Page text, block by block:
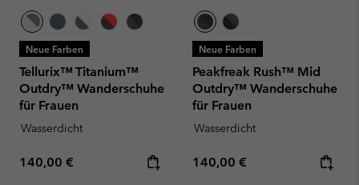
Neue Farben
Tellurix™ Titanium™
Outdry™ Wanderschuhe
für Frauen
Wasserdicht
Regular price:
140,00 €
Neue Farben
Peakfreak Rush™ Mid
Outdry™ Wanderschuhe
für Frauen
Wasserdicht
Regular price:
140,00 €